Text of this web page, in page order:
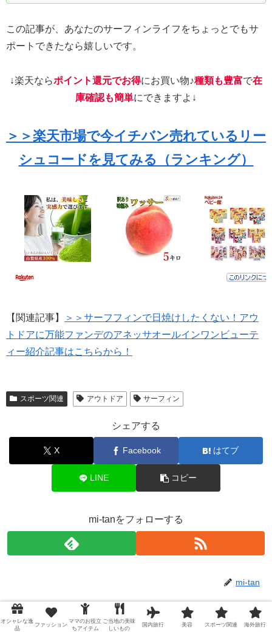
この記事が、あなたのサーフィンライフをちょっとでもサ
ポートできたなら嬉しいです。
↓楽天ならポイント還元でお得にお買い物♪種類も豊富で在
庫確認も簡単にできますよ↓
＞＞楽天市場で今イチバン売れているリー
シュコードを見てみる（ランキング）
【関連記事】
＞＞サーフフィンで日焼けしたくない！アウ
トドアに万能ファンデのアネッサオールインワンビューテ
ィー紹介記事はこちらから！
スポーツ関連 アウトドア サーフィン
シェアする
X Facebook はてブ
LINE コピー
mi-tanをフォローする
mi-tan
関連記事
オシャレな逸
品
ファッション
ママのお役立
ちアイテム
ご当地の美味
しいもの
国内旅行 美容 スポーツ関連 海外旅行